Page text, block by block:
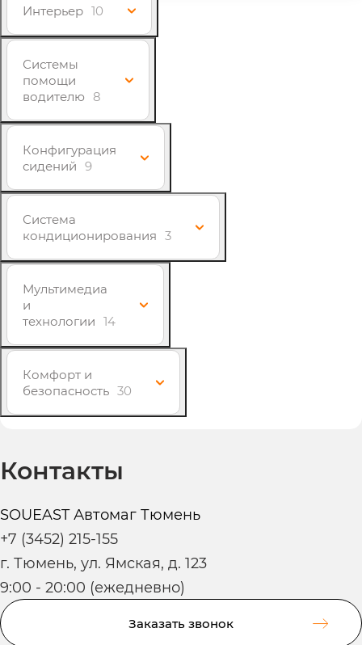
Интерьер 10
Системы
помощи
водителю 8
Конфигурация
сидений 9
Система
кондиционирования 3
Мультимедиа
и
технологии 14
Комфорт и
безопасность 30
Контакты
SOUEAST Автомаг Тюмень
+7 (3452) 215-155
г. Тюмень, ул. Ямская, д. 123
9:00 - 20:00 (ежедневно)
Заказать звонок